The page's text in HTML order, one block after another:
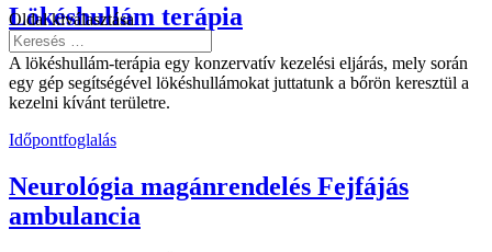
Oldal kiválasztása
Lökéshullám terápia
A lökéshullám-terápia egy konzervatív kezelési eljárás, mely során
egy gép segítségével lökéshullámokat juttatunk a bőrön keresztül a
kezelni kívánt területre.
Időpontfoglalás
Neurológia magánrendelés Fejfájás
ambulancia